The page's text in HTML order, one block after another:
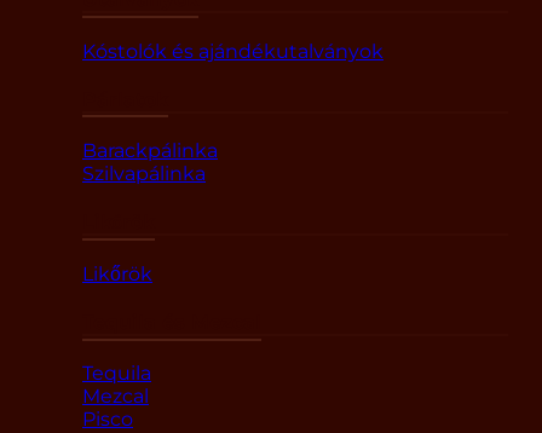
Kóstolók és ajándékutalványok
Barackpálinka
Szilvapálinka
Likőrök
Tequila
Mezcal
Pisco